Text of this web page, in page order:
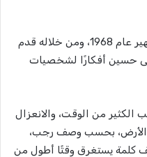
بدأ أحمد رجب في كتابة عموده الشهير عام 1968، ومن خلاله قدم
حسين أفكارًا لشخصيات
الكثير من الوقت، والانعزال
الأرض، بحسب وصف رجب،
كلمة يستغرق وقتًا أطول من